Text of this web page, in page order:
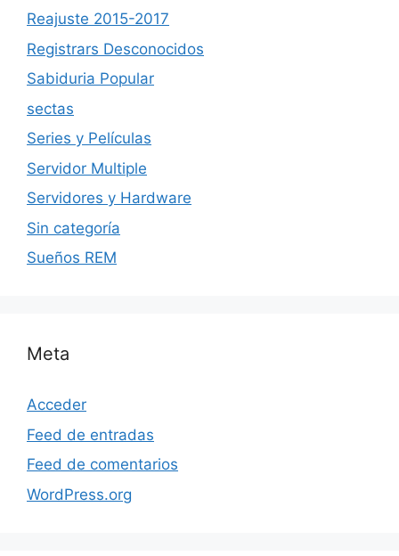
Reajuste 2015-2017
Registrars Desconocidos
Sabiduria Popular
sectas
Series y Películas
Servidor Multiple
Servidores y Hardware
Sin categoría
Sueños REM
Meta
Acceder
Feed de entradas
Feed de comentarios
WordPress.org